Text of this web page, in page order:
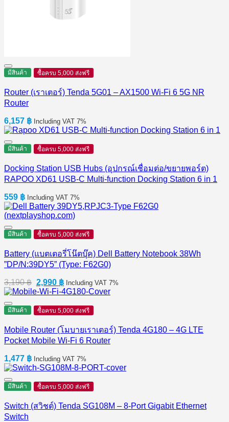
มีสินค้า ซื้อครบ 5,000 ส่งฟรี
Router (เราเตอร์) Tenda 5G01 – AX1500 Wi-Fi 6 5G NR
Router
6,157 ฿ Including VAT 7%
มีสินค้า ซื้อครบ 5,000 ส่งฟรี
Docking Station USB Hubs (อุปกรณ์เชื่อมต่อ/ขยายพอร์ต)
RAPOO XD61 USB-C Multi-function Docking Station 6 in 1
559 ฿ Including VAT 7%
มีสินค้า ซื้อครบ 5,000 ส่งฟรี
Battery (แบตเตอรี่โน๊ตบุ๊ค) Dell Battery Notebook 38Wh
”DP/N:39DY5” (Type: F62G0)
3,190฿ Original
price
3,190 ฿.
2,990 ฿Current
price
2,990 ฿.
Including VAT 7%
มีสินค้า ซื้อครบ 5,000 ส่งฟรี
Mobile Router (โมบายเราเตอร์) Tenda 4G180 – 4G LTE
Pocket Mobile Wi-Fi 6 Router
1,477 ฿ Including VAT 7%
มีสินค้า ซื้อครบ 5,000 ส่งฟรี
Switch (สวิชต์) Tenda SG108M – 8-Port Gigabit Ethernet
Switch